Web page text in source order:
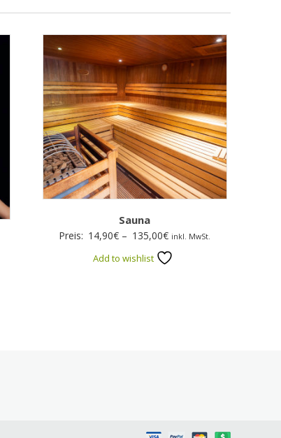
Sauna
Preis: 14,90€ – 135,00€Preisspanne:
14,90€
inkl. MwSt.
Add to wishlist